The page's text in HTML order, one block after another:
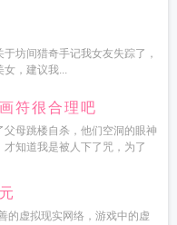
坊间猎奇手记我女友失踪了，
女，建议我...
符很合理吧
父母跳楼自杀，他们空洞的眼神
知道我是被人下了咒，为了
的虚拟现实网络，游戏中的虚